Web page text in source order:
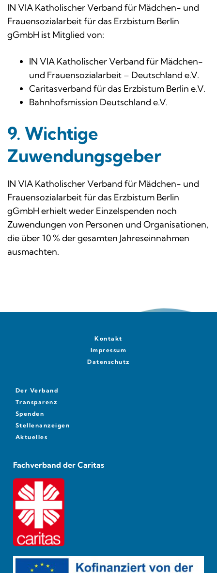
IN VIA Katholischer Verband für Mädchen- und
Frauensozialarbeit für das Erzbistum Berlin
gGmbH ist Mitglied von:
IN VIA Katholischer Verband für Mädchen-
und Frauensozialarbeit – Deutschland e.V.
Caritasverband für das Erzbistum Berlin e.V.
Bahnhofsmission Deutschland e.V.
9. Wichtige
Zuwendungsgeber
IN VIA Katholischer Verband für Mädchen- und
Frauensozialarbeit für das Erzbistum Berlin
gGmbH erhielt weder Einzelspenden noch
Zuwendungen von Personen und Organisationen,
die über 10 % der gesamten Jahreseinnahmen
ausmachten.
Kontakt
Impressum
Datenschutz
Der Verband
Transparenz
Spenden
Stellenanzeigen
Aktuelles
Fachverband der Caritas